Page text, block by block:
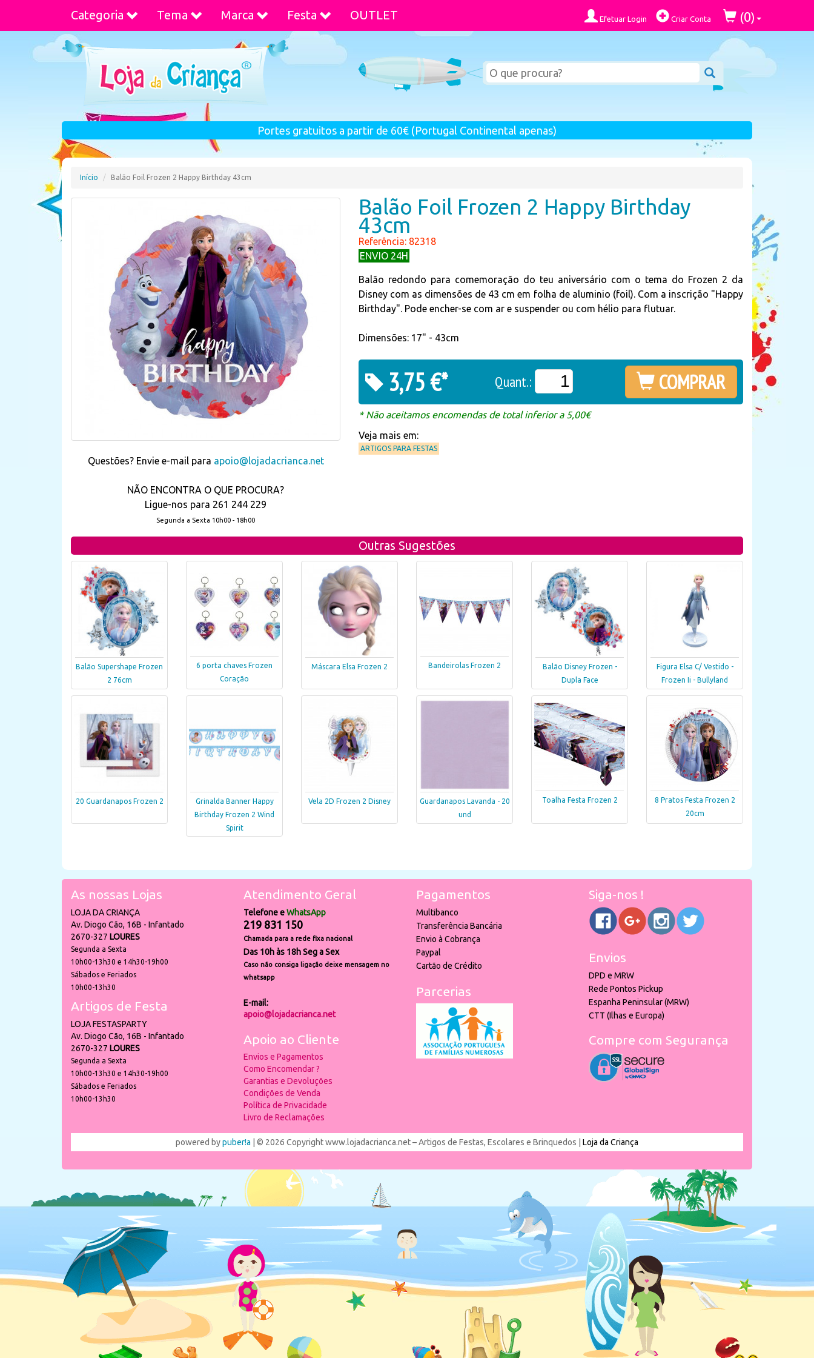
Categoria Tema Marca Festa OUTLET Efetuar Login Criar Conta (0)
Portes gratuitos a partir de 60€ (Portugal Continental apenas)
Início Balão Foil Frozen 2 Happy Birthday 43cm
Questões? Envie e-mail para apoio@lojadacrianca.net
NÃO ENCONTRA O QUE PROCURA?
Ligue-nos para 261 244 229
Segunda a Sexta 10h00 - 18h00
Balão Foil Frozen 2 Happy Birthday
43cm
Referência: 82318
ENVIO 24H
Balão redondo para comemoração do teu aniversário com o tema do Frozen 2 da
Disney com as dimensões de 43 cm em folha de aluminio (foil). Com a inscrição "Happy
Birthday". Pode encher-se com ar e suspender ou com hélio para flutuar.
Dimensões: 17" - 43cm
3,75 €* Quant.: COMPRAR
* Não aceitamos encomendas de total inferior a 5,00€
Veja mais em:
ARTIGOS PARA FESTAS
Outras Sugestões
Balão Supershape Frozen
2 76cm
6 porta chaves Frozen
Coração
Máscara Elsa Frozen 2 Bandeirolas Frozen 2
Balão Disney Frozen -
Dupla Face
Figura Elsa C/ Vestido -
Frozen Ii - Bullyland
20 Guardanapos Frozen 2
Grinalda Banner Happy
Birthday Frozen 2 Wind
Spirit
Vela 2D Frozen 2 Disney
Guardanapos Lavanda - 20
und
Toalha Festa Frozen 2
8 Pratos Festa Frozen 2
20cm
As nossas Lojas
LOJA DA CRIANÇA
Av. Diogo Cão, 16B - Infantado
2670-327 LOURES
Segunda a Sexta
10h00-13h30 e 14h30-19h00
Sábados e Feriados
10h00-13h30
Artigos de Festa
LOJA FESTASPARTY
Av. Diogo Cão, 16B - Infantado
2670-327 LOURES
Segunda a Sexta
10h00-13h30 e 14h30-19h00
Sábados e Feriados
10h00-13h30
Atendimento Geral
Telefone eWhatsApp
219 831 150
Chamada para a rede fixa nacional
Das 10h às 18h Seg a Sex
Caso não consiga ligação deixe mensagem no
whatsapp
E-mail:
apoio@lojadacrianca.net
Apoio ao Cliente
Envios e Pagamentos
Como Encomendar ?
Garantias e Devoluções
Condições de Venda
Política de Privacidade
Livro de Reclamações
Pagamentos
Multibanco
Transferência Bancária
Envio à Cobrança
Paypal
Cartão de Crédito
Parcerias
Siga-nos !
Envios
DPD e MRW
Rede Pontos Pickup
Espanha Peninsular (MRW)
CTT (Ilhas e Europa)
Compre com Segurança
powered bypuber!a | © 2026 Copyright www.lojadacrianca.net – Artigos de Festas, Escolares e Brinquedos | Loja da Criança